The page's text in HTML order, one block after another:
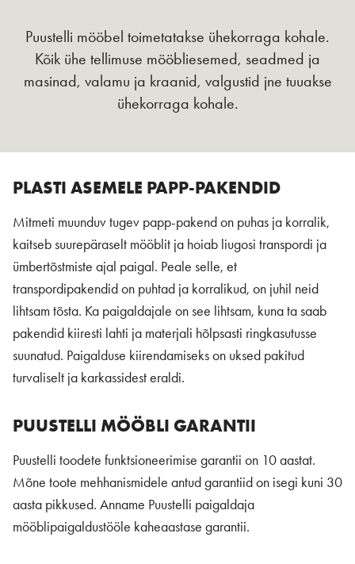
Puustelli mööbel toimetatakse ühekorraga kohale.
Kõik ühe tellimuse mööbliesemed, seadmed ja
masinad, valamu ja kraanid, valgustid jne tuuakse
ühekorraga kohale.
PLASTI ASEMELE PAPP-PAKENDID
Mitmeti muunduv tugev papp-pakend on puhas ja korralik,
kaitseb suurepäraselt mööblit ja hoiab liugosi transpordi ja
ümbertõstmiste ajal paigal. Peale selle, et
transpordipakendid on puhtad ja korralikud, on juhil neid
lihtsam tõsta. Ka paigaldajale on see lihtsam, kuna ta saab
pakendid kiiresti lahti ja materjali hõlpsasti ringkasutusse
suunatud. Paigalduse kiirendamiseks on uksed pakitud
turvaliselt ja karkassidest eraldi.
PUUSTELLI MÖÖBLI GARANTII
Puustelli toodete funktsioneerimise garantii on 10 aastat.
Mõne toote mehhanismidele antud garantiid on isegi kuni 30
aasta pikkused. Anname Puustelli paigaldaja
mööblipaigaldustööle kaheaastase garantii.